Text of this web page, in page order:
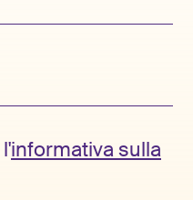
informativa sulla